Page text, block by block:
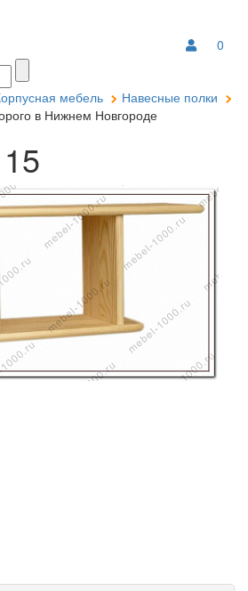
0
мебель
Навесные полки
в Нижнем Новгороде